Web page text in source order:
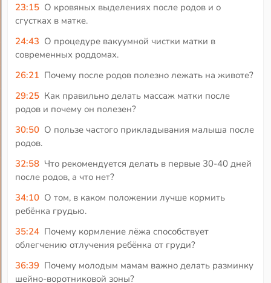
23:15 О кровяных выделениях после родов и о
сгустках в матке.
24:43 О процедуре вакуумной чистки матки в
современных роддомах.
26:21 Почему после родов полезно лежать на животе?
29:25 Как правильно делать массаж матки после
родов и почему он полезен?
30:50 О пользе частого прикладывания малыша после
родов.
32:58 Что рекомендуется делать в первые 30-40 дней
после родов, а что нет?
34:10 О том, в каком положении лучше кормить
ребёнка грудью.
35:24 Почему кормление лёжа способствует
облегчению отлучения ребёнка от груди?
36:39 Почему молодым мамам важно делать разминку
шейно-воротниковой зоны?